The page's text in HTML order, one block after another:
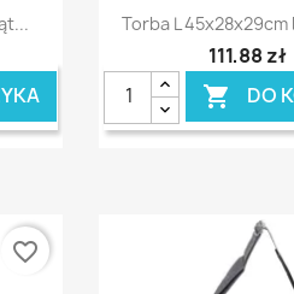
Szybki
Torba L 45x28x29cm
111,88 zł
 DO
favorite_border